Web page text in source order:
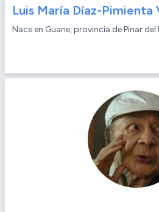
Luis María Díaz-Pimienta
Nace en Guane, provincia de Pinar del